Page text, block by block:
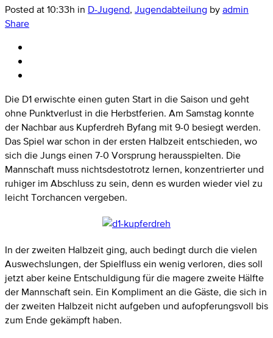
Posted at 10:33h in D-Jugend, Jugendabteilung byadmin
Share
Die D1 erwischte einen guten Start in die Saison und geht
ohne Punktverlust in die Herbstferien. Am Samstag konnte
der Nachbar aus Kupferdreh Byfang mit 9-0 besiegt werden.
Das Spiel war schon in der ersten Halbzeit entschieden, wo
sich die Jungs einen 7-0 Vorsprung herausspielten. Die
Mannschaft muss nichtsdestotrotz lernen, konzentrierter und
ruhiger im Abschluss zu sein, denn es wurden wieder viel zu
leicht Torchancen vergeben.
In der zweiten Halbzeit ging, auch bedingt durch die vielen
Auswechslungen, der Spielfluss ein wenig verloren, dies soll
jetzt aber keine Entschuldigung für die magere zweite Hälfte
der Mannschaft sein. Ein Kompliment an die Gäste, die sich in
der zweiten Halbzeit nicht aufgeben und aufopferungsvoll bis
zum Ende gekämpft haben.